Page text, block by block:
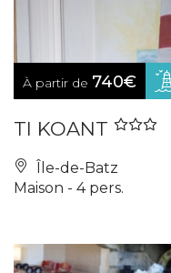
À partir de 740€
TI KOANT
Île-de-Batz
Maison - 4 pers.